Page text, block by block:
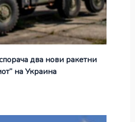
два нови ракетни
на Украина